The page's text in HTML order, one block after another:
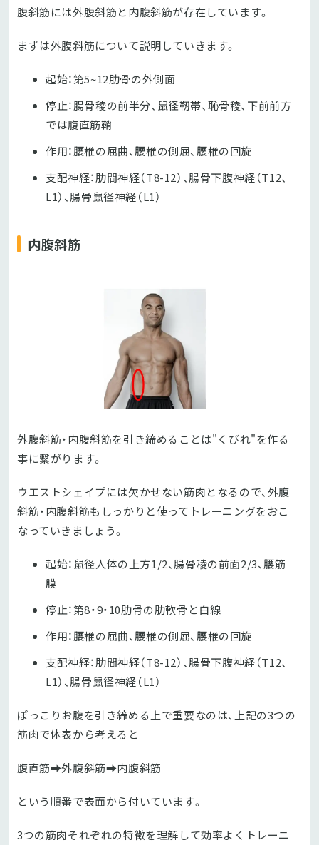
腹斜筋には外腹斜筋と内腹斜筋が存在しています。
まずは外腹斜筋について説明していきます。
起始：第5~12肋骨の外側面
停止：腸骨稜の前半分、鼠径靭帯、恥骨稜、下前前方
では腹直筋鞘
作用：腰椎の屈曲、腰椎の側屈、腰椎の回旋
支配神経：肋間神経（T8-12）、腸骨下腹神経（T12、
L1）、腸骨鼠径神経（L1）
内腹斜筋
外腹斜筋・内腹斜筋を引き締めることは"くびれ"を作る
事に繋がります。
ウエストシェイプには欠かせない筋肉となるので、外腹
斜筋・内腹斜筋もしっかりと使ってトレーニングをおこ
なっていきましょう。
起始：鼠径人体の上方1/2、腸骨稜の前面2/3、腰筋
膜
停止：第8・9・10肋骨の肋軟骨と白線
作用：腰椎の屈曲、腰椎の側屈、腰椎の回旋
支配神経：肋間神経（T8-12）、腸骨下腹神経（T12、
L1）、腸骨鼠径神経（L1）
ぽっこりお腹を引き締める上で重要なのは、上記の3つの
筋肉で体表から考えると
腹直筋➡外腹斜筋➡内腹斜筋
という順番で表面から付いています。
3つの筋肉それぞれの特徴を理解して効率よくトレーニ